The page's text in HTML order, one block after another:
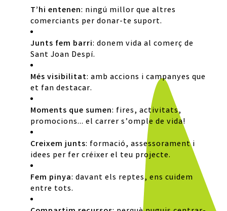
T’hi entenen: ningú millor que altres
comerciants per donar-te suport.
Junts fem barri: donem vida al comerç de
Sant Joan Despí.
Més visibilitat: amb accions i campanyes que
et fan destacar.
Moments que sumen: fires, activitats,
promocions… el carrer s’omple de vida!
Creixem junts: formació, assessorament i
idees per fer créixer el teu projecte.
Fem pinya: davant els reptes, ens cuidem
entre tots.